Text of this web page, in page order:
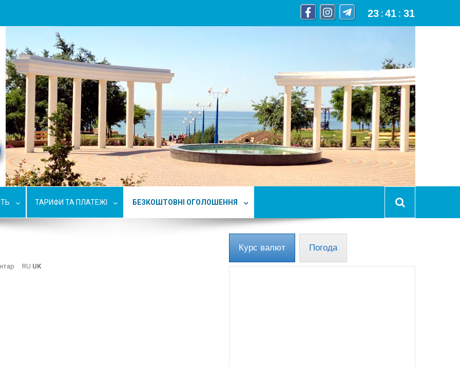
23 :41 : 32
ТАРИФИ ТА ПЛАТЕЖІ БЕЗКОШТОВНІ ОГОЛОШЕННЯ
RU UK
Курс валют Погода